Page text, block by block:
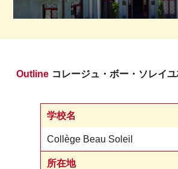
Outline コレージュ・ボー・ソレイ
学校名
Collège Beau Soleil
所在地